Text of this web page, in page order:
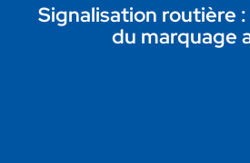
Signalisation routière
du marquage